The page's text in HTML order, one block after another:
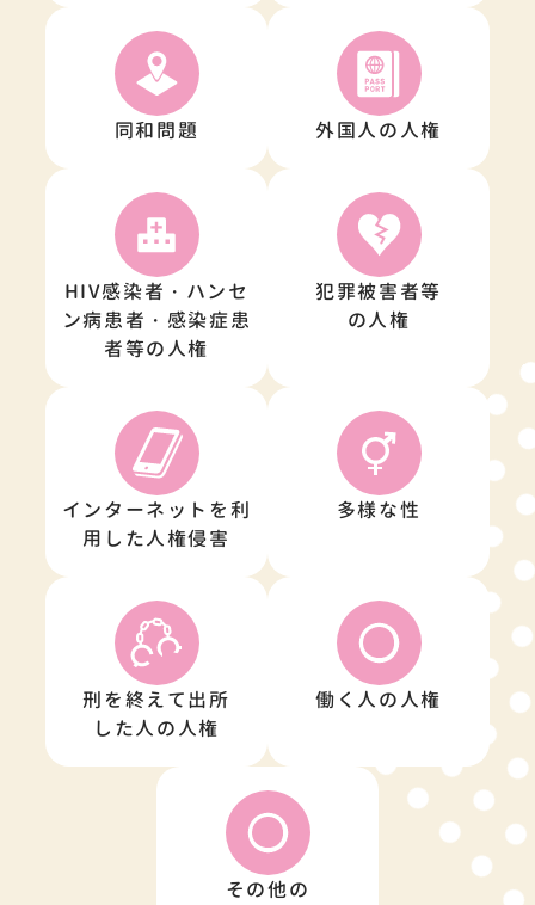
同和問題 外国人の人権
HIV感染者・ハンセ
ン病患者・感染症患
者等の人権
犯罪被害者等
の人権
インターネットを利
用した人権侵害
多様な性
刑を終えて出所
した人の人権
働く人の人権
その他の